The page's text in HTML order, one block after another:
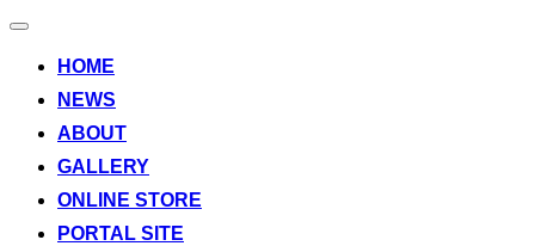
ナ
HOME
NEWS
ABOUT
GALLERY
ONLINE STORE
PORTAL SITE